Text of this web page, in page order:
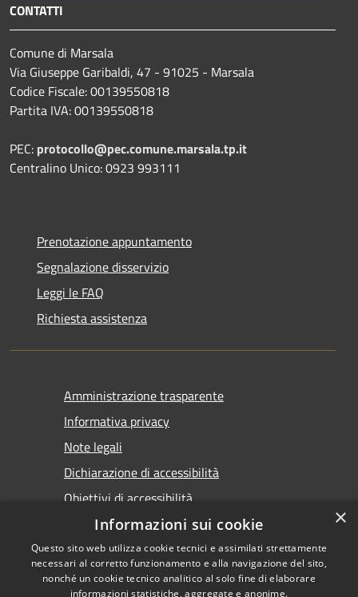
CONTATTI
Comune di Marsala
Via Giuseppe Garibaldi, 47 - 91025 - Marsala
Codice Fiscale: 00139550818
Partita IVA: 00139550818
PEC: protocollo@pec.comune.marsala.tp.it
Centralino Unico: 0923 993111
Prenotazione appuntamento
Segnalazione disservizio
Leggi le FAQ
Richiesta assistenza
Amministrazione trasparente
Informativa privacy
Note legali
Dichiarazione di accessibilità
Obiettivi di accessibilità
×
Informazioni sui cookie
Questo sito web utilizza cookie tecnici e assimilati strettamente
necessari al corretto funzionamento e alla navigazione del sito,
nonché un cookie tecnico analitico al solo fine di elaborare
informazioni statistiche, aggregate e anonime.